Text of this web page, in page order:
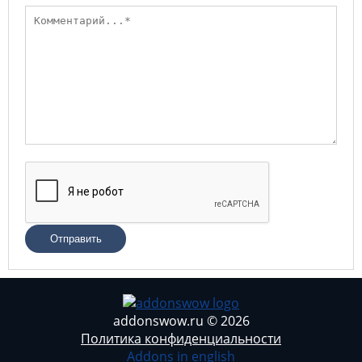
Отправить
addonswow.ru © 2026
Политика конфиденциальности
Addons in english